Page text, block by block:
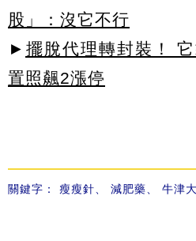
股」：沒它不行
► 擺脫代理轉封裝！
置照飆2漲停
關鍵字： 瘦瘦針 減肥藥 牛津